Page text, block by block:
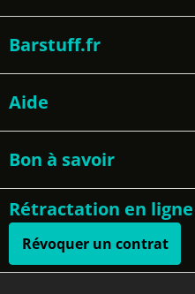
Barstuff.fr
Aide
Bon à savoir
Rétractation en ligne
Révoquer un contrat